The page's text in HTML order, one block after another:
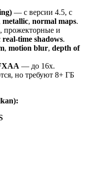
— с версии 4.5, с
metallic, normal maps.
прожекторные и
real-time shadows.
, motion blur, depth of
— до 16x.
но требуют 8+ ГБ